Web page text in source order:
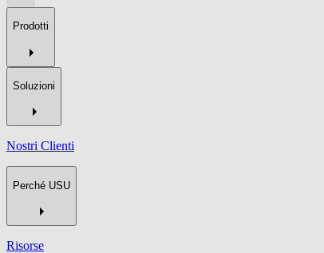
Prodotti
Soluzioni
Nostri Clienti
Perché USU
Risorse